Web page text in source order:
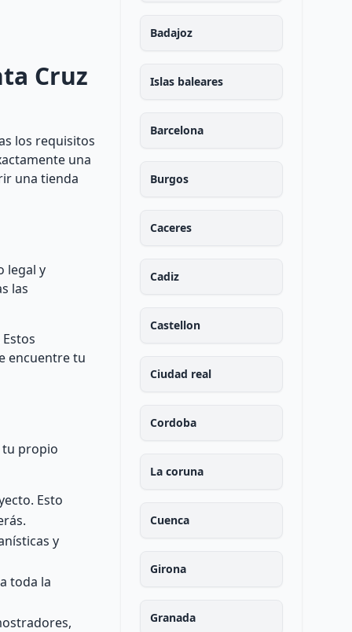
Cruz
los requisitos
una
una tienda
legal y
las
encuentre tu
tu propio
Esto
y
toda la
Badajoz
Islas baleares
Barcelona
Burgos
Caceres
Cadiz
Castellon
Ciudad real
Cordoba
La coruna
Cuenca
Girona
Granada